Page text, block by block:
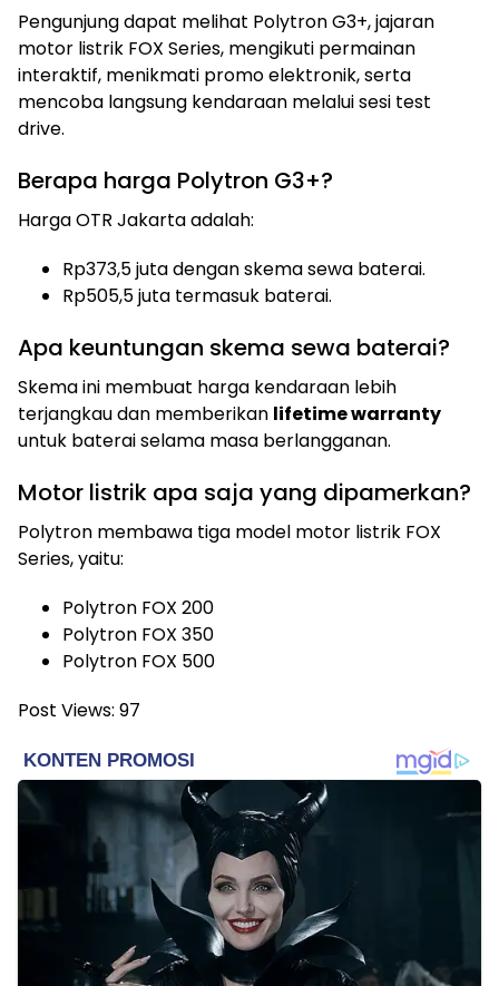
Pengunjung dapat melihat Polytron G3+, jajaran
motor listrik FOX Series, mengikuti permainan
interaktif, menikmati promo elektronik, serta
mencoba langsung kendaraan melalui sesi test
drive.
Berapa harga Polytron G3+?
Harga OTR Jakarta adalah:
Rp373,5 juta dengan skema sewa baterai.
Rp505,5 juta termasuk baterai.
Apa keuntungan skema sewa baterai?
Skema ini membuat harga kendaraan lebih
terjangkau dan memberikan lifetime warranty
untuk baterai selama masa berlangganan.
Motor listrik apa saja yang dipamerkan?
Polytron membawa tiga model motor listrik FOX
Series, yaitu:
Polytron FOX 200
Polytron FOX 350
Polytron FOX 500
Post Views: 97